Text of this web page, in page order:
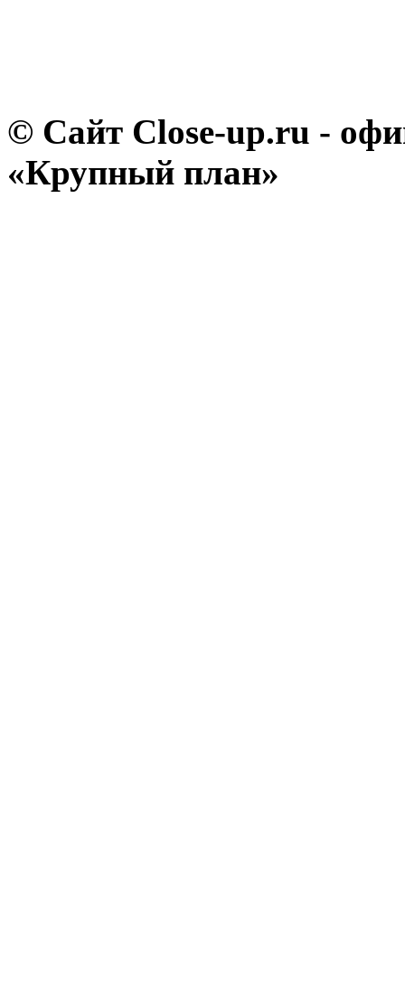
© Сайт Close-up.ru -
«Крупный план»